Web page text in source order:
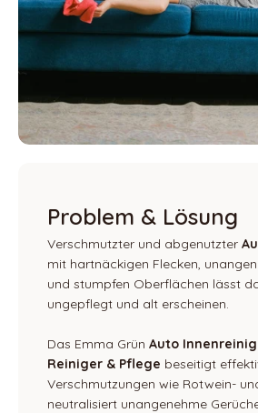
Problem & Lösung
Verschmutzter und abgenutzter
mit hartnäckigen Flecken,
und stumpfen Oberflächen lässt
ungepflegt und alt erscheinen.
Das Emma Grün Auto
Reiniger & Pflege beseitigt
Verschmutzungen wie Rotwein-
neutralisiert unangenehme